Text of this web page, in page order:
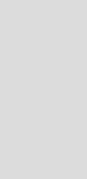
gastarlos
el
no fuera
que
de
de
te
la